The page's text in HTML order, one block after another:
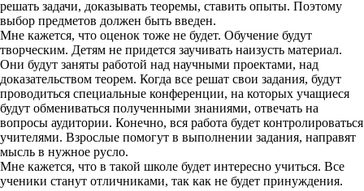
решать задачи, доказывать теоремы, ставить опыты. Поэтому
выбор предметов должен быть введен.
Мне кажется, что оценок тоже не будет. Обучение будут
творческим. Детям не придется заучивать наизусть материал.
Они будут заняты работой над научными проектами, над
доказательством теорем. Когда все решат свои задания, будут
проводиться специальные конференции, на которых учащиеся
будут обмениваться полученными знаниями, отвечать на
вопросы аудитории. Конечно, вся работа будет контролироваться
учителями. Взрослые помогут в выполнении задания, направят
мысль в нужное русло.
Мне кажется, что в такой школе будет интересно учиться. Все
ученики станут отличниками, так как не будет принуждения.